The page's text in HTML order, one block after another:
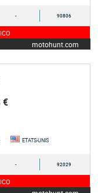
- 90806
motohunt.com
€
ETATS-UNIS
- 92029